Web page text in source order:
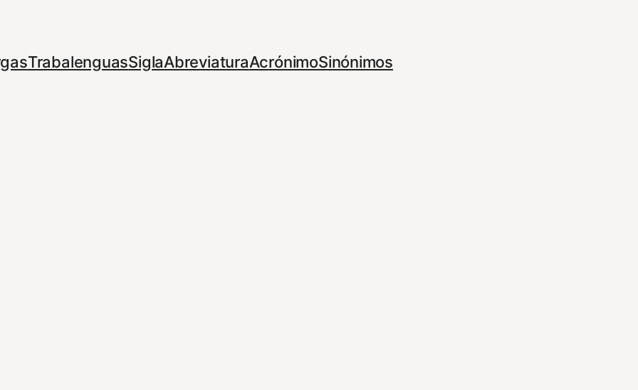
TrabalenguasSiglaAbreviaturaAcrónimoSinónimos